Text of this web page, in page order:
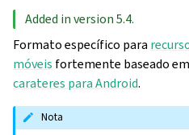
Added in version 5.4.
Formato específico para
móveis fortemente baseado em
carateres para Android.
Nota